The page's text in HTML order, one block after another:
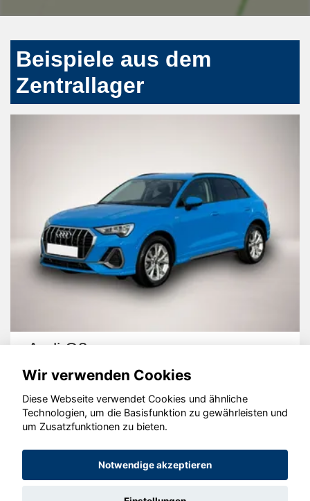
Beispiele aus dem
Zentrallager
Audi Q3
© konjunkturmotor.de GmbH 2020 - 2026
Wir verwenden Cookies
Diese Webseite verwendet Cookies und ähnliche
Technologien, um die Basisfunktion zu gewährleisten und
um Zusatzfunktionen zu bieten.
Notwendige akzeptieren